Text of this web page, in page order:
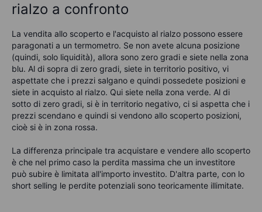
rialzo a confronto
La vendita allo scoperto e l'acquisto al rialzo possono essere
paragonati a un termometro. Se non avete alcuna posizione
(quindi, solo liquidità), allora sono zero gradi e siete nella zona
blu. Al di sopra di zero gradi, siete in territorio positivo, vi
aspettate che i prezzi salgano e quindi possedete posizioni e
siete in acquisto al rialzo. Qui siete nella zona verde. Al di
sotto di zero gradi, si è in territorio negativo, ci si aspetta che i
prezzi scendano e quindi si vendono allo scoperto posizioni,
cioè si è in zona rossa.
La differenza principale tra acquistare e vendere allo scoperto
è che nel primo caso la perdita massima che un investitore
può subire è limitata all'importo investito. D'altra parte, con lo
short selling le perdite potenziali sono teoricamente illimitate.